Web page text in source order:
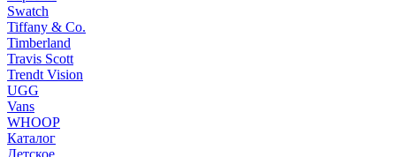
Swatch
Tiffany & Co.
Timberland
Travis Scott
Trendt Vision
UGG
Vans
WHOOP
Каталог
Детское